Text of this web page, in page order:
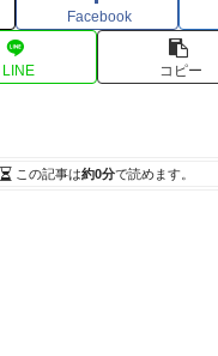
Facebook
LINE コピー
この記事は約0分で読めます。